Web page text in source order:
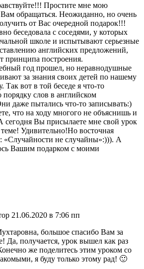
Простите мне мою
Вам обращаться. Неожиданно, но очень
от Вас очередной подарок!!!
беседовала с соседями, у которых
школе и испытывают серьезные
английских предложений,
принципа построения.
год прошел, но неравнодушные
за знания своих детей по нашему
Так вот в той беседе я что-то
порядку слов в английском
даже пытались что-то записывать:)
что на ходу многого не объяснишь и
сегодня Вы присылаете мне свой урок
Удивительно!Но восточная
«Случайности не случайны»:))). А
Вашим подарком с моими
21.06.2020 в 7:06 пп
большое спасибо Вам за
Да, получается, урок вышел как раз
же поделитесь этим уроком со
я буду только этому рад! 🙂